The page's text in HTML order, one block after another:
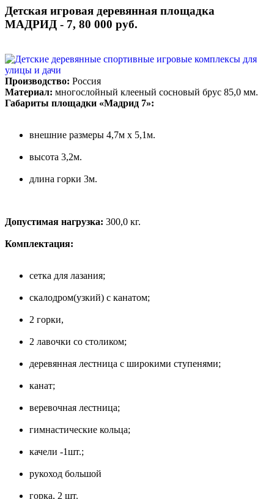
Детская игровая деревянная площадка
МАДРИД - 7, 80 000 руб.
Производство: Россия
Материал: многослойный клееный сосновый брус 85,0 мм.
Габариты площадки «Мадрид 7»:
внешние размеры 4,7м х 5,1м.
высота 3,2м.
длина горки 3м.
Допустимая нагрузка: 300,0 кг.
Комплектация:
сетка для лазания;
скалодром(узкий) с канатом;
2 горки,
2 лавочки со столиком;
деревянная лестница с широкими ступенями;
канат;
веревочная лестница;
гимнастические кольца;
качели -1шт.;
рукоход большой
горка, 2 шт.